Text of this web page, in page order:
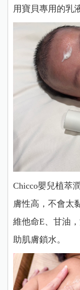
用寶貝專用的乳
Chicco嬰兒植萃
膚性高，不會太
維他命E、甘油
助肌膚鎖水。